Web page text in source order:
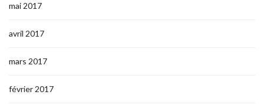
mai 2017
avril 2017
mars 2017
février 2017